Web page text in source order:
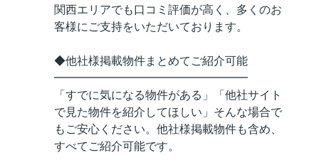
関西エリアでも口コミ評価が高く、多くのお
客様にご支持をいただいております。
◆他社様掲載物件まとめてご紹介可能
━━━━━━━━━━━━━━━━━
「すでに気になる物件がある」「他社サイト
で見た物件を紹介してほしい」そんな場合で
もご安心ください。他社様掲載物件も含め、
すべてご紹介可能です。